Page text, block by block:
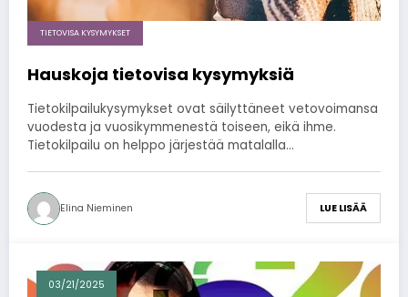
TIETOVISA KYSYMYKSET
Hauskoja tietovisa kysymyksiä
Tietokilpailukysymykset ovat säilyttäneet vetovoimansa
vuodesta ja vuosikymmenestä toiseen, eikä ihme.
Tietokilpailu on helppo järjestää matalalla…
Elina Nieminen LUE LISÄÄ
03/21/2025